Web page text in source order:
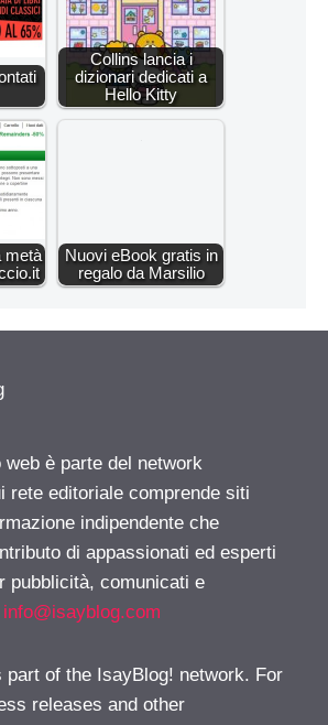
Collins lancia i
dizionari dedicati a
Hello Kitty
metà
Nuovi eBook gratis in
regalo da Marsilio
è parte del network
rete editoriale comprende siti
indipendente che
di appassionati ed esperti
pubblicità, comunicati e
info@isayblog.com
part of the IsayBlog! network. For
releases and other